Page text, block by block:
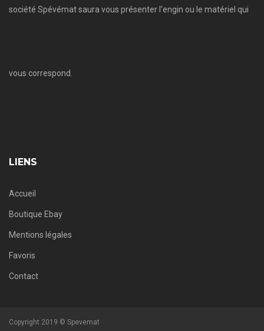
société Spévémat saura vous présenter l'engin ou le matériel qui
vous correspond.
LIENS
Accueil
Boutique Ebay
Mentions légales
Favoris
Contact
Copyright 2019 © Spevemat